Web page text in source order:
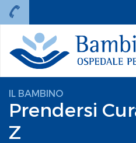
IL BAMBINO
Prendersi
Z